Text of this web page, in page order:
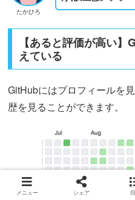
たかひろ
【あると評価が高い
えている
GitHubにはプロフィールを
歴を見ることができます。
メニュー シェア